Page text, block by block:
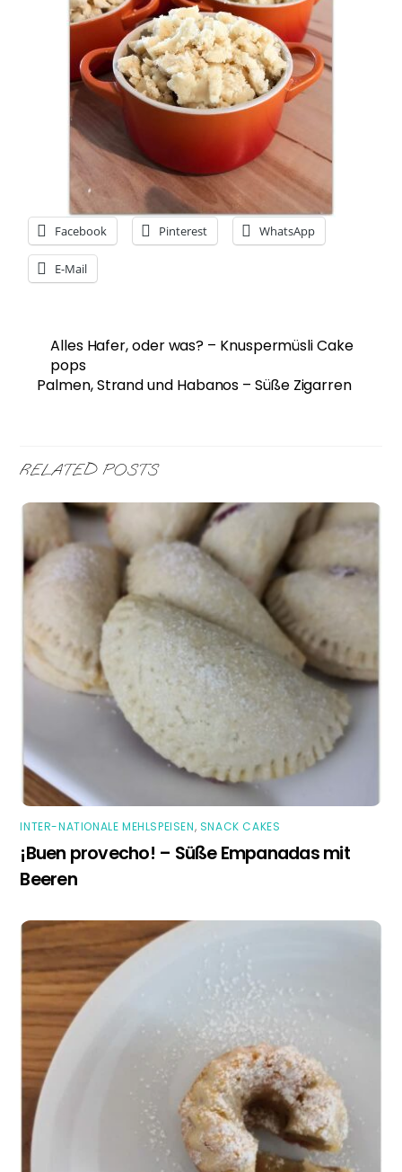
Facebook Pinterest WhatsApp
E-Mail
Alles Hafer, oder was? – Knuspermüsli Cake
pops
Palmen, Strand und Habanos – Süße Zigarren
RELATED POSTS
INTER-NATIONALE MEHLSPEISEN, SNACK CAKES
¡Buen provecho! – Süße Empanadas mit
Beeren